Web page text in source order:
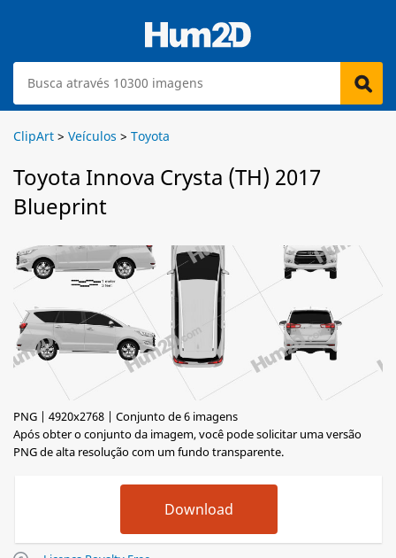
ClipArt > Veículos > Toyota
Toyota Innova Crysta (TH) 2017
Blueprint
PNG | 4920x2768 | Conjunto de 6 imagens
Após obter o conjunto da imagem, você pode solicitar uma versão
PNG de alta resolução com um fundo transparente.